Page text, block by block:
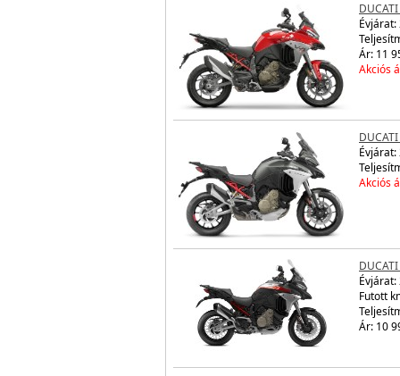
Évjárat:
Ár: 11
Akciós
Évjárat:
Akciós
Évjárat:
Futott
Ár: 10